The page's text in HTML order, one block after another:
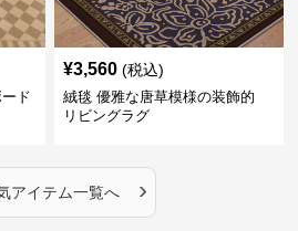
ド
¥3,560 (税込)
絨毯 優雅な唐草模様の装飾的
リビングラグ
アイテム一覧へ ›